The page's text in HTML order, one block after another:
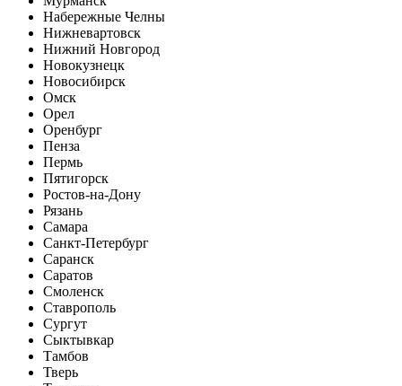
Набережные Челны
Нижневартовск
Нижний Новгород
Новокузнецк
Новосибирск
Омск
Орел
Оренбург
Пенза
Пермь
Пятигорск
Ростов-на-Дону
Рязань
Самара
Санкт-Петербург
Саранск
Саратов
Смоленск
Ставрополь
Сургут
Сыктывкар
Тамбов
Тверь